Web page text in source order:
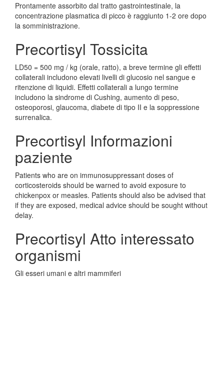
Prontamente assorbito dal tratto gastrointestinale, la
concentrazione plasmatica di picco è raggiunto 1-2 ore dopo
la somministrazione.
Precortisyl Tossicita
LD50 = 500 mg / kg (orale, ratto), a breve termine gli effetti
collaterali includono elevati livelli di glucosio nel sangue e
ritenzione di liquidi. Effetti collaterali a lungo termine
includono la sindrome di Cushing, aumento di peso,
osteoporosi, glaucoma, diabete di tipo II e la soppressione
surrenalica.
Precortisyl Informazioni
paziente
Patients who are on immunosuppressant doses of
corticosteroids should be warned to avoid exposure to
chickenpox or measles. Patients should also be advised that
if they are exposed, medical advice should be sought without
delay.
Precortisyl Atto interessato
organismi
Gli esseri umani e altri mammiferi